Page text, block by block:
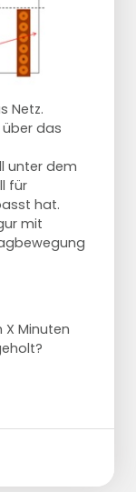
Netz.
über das
unter dem
für
hat.
mit
Minuten